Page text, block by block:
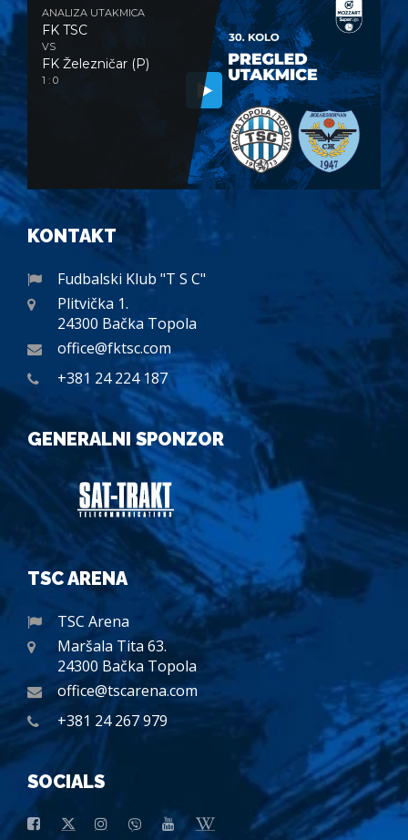
ANALIZA UTAKMICA
FK TSC
VS
FK Železničar (P)
1 : 0
KONTAKT
Fudbalski Klub "T S C"
Plitvička 1.
24300 Bačka Topola
office@fktsc.com
+381 24 224 187
GENERALNI SPONZOR
TSC ARENA
TSC Arena
Maršala Tita 63.
24300 Bačka Topola
office@tscarena.com
+381 24 267 979
SOCIALS